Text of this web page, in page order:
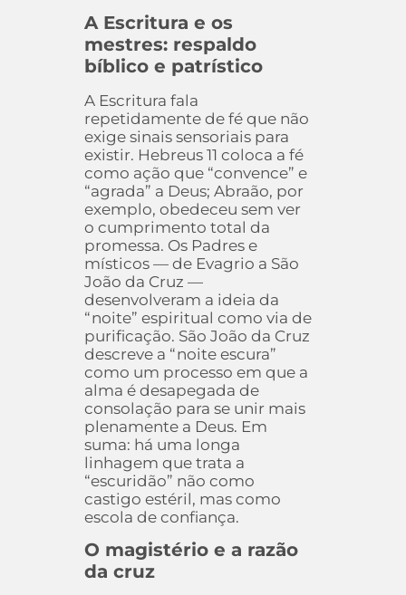
A Escritura e os
mestres: respaldo
bíblico e patrístico
A Escritura fala
repetidamente de fé que não
exige sinais sensoriais para
existir. Hebreus 11 coloca a fé
como ação que “convence” e
“agrada” a Deus; Abraão, por
exemplo, obedeceu sem ver
o cumprimento total da
promessa. Os Padres e
místicos — de Evagrio a São
João da Cruz —
desenvolveram a ideia da
“noite” espiritual como via de
purificação. São João da Cruz
descreve a “noite escura”
como um processo em que a
alma é desapegada de
consolação para se unir mais
plenamente a Deus. Em
suma: há uma longa
linhagem que trata a
“escuridão” não como
castigo estéril, mas como
escola de confiança.
O magistério e a razão
da cruz